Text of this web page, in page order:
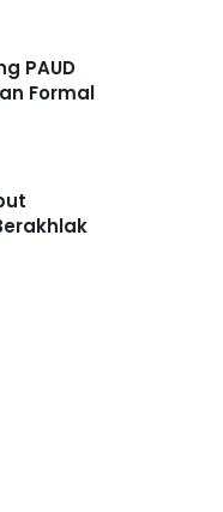
PAUD
Formal